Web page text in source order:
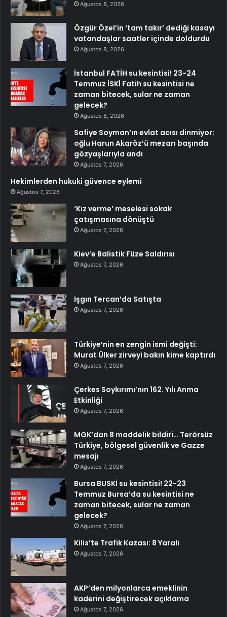
Ağustos 8, 2026
Özgür Özel’in ‘tam takır’ dediği kasayı
vatandaşlar saatler içinde doldurdu
Ağustos 8, 2026
İstanbul FATİH su kesintisi! 23-24
Temmuz İSKİ Fatih su kesintisi ne
zaman bitecek, sular ne zaman
gelecek?
Ağustos 8, 2026
Safiye Soyman’ın evlat acısı dinmiyor;
oğlu Harun Akaröz’ü mezarı başında
gözyaşlarıyla andı
Ağustos 7, 2026
Hekimlerden hukuki güvence eylemi
Ağustos 7, 2026
‘Kız verme’ meselesi sokak
çatışmasına dönüştü
Ağustos 7, 2026
Kiev’e Balistik Füze Saldırısı
Ağustos 7, 2026
Işgın Tercan’da Satışta
Ağustos 7, 2026
Türkiye’nin en zengin ismi değişti:
Murat Ülker zirveyi bakın kime kaptırdı
Ağustos 7, 2026
Çerkes Soykırımı’nın 162. Yılı Anma
Etkinliği
Ağustos 7, 2026
MGK’dan 8 maddelik bildiri… Terörsüz
Türkiye, bölgesel güvenlik ve Gazze
mesajı
Ağustos 7, 2026
Bursa BUSKİ su kesintisi! 22-23
Temmuz Bursa’da su kesintisi ne
zaman bitecek, sular ne zaman
gelecek?
Ağustos 7, 2026
Kilis’te Trafik Kazası: 8 Yaralı
Ağustos 7, 2026
AKP’den milyonlarca emeklinin
kaderini değiştirecek açıklama
Ağustos 7, 2026